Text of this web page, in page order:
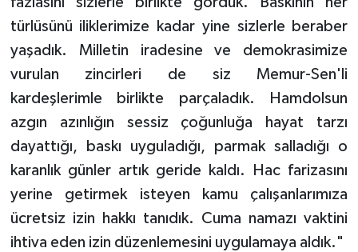
türlüsünü iliklerimize kadar yine sizlerle beraber
yaşadık. Milletin iradesine ve demokrasimize
vurulan zincirleri de siz Memur-Sen'li
kardeşlerimle birlikte parçaladık. Hamdolsun
azgın azınlığın sessiz çoğunluğa hayat tarzı
dayattığı, baskı uyguladığı, parmak salladığı o
karanlık günler artık geride kaldı. Hac farizasını
yerine getirmek isteyen kamu çalışanlarımıza
ücretsiz izin hakkı tanıdık. Cuma namazı vaktini
ihtiva eden izin düzenlemesini uygulamaya aldık."